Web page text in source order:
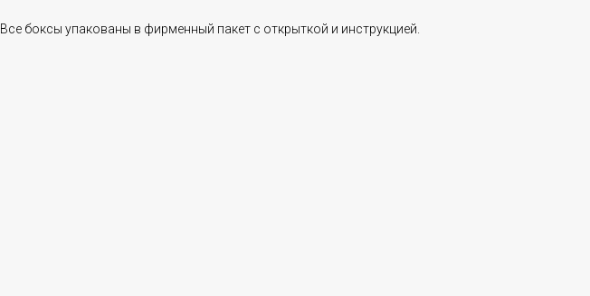
Все боксы упакованы в фирменный пакет с открыткой и инструкцией.